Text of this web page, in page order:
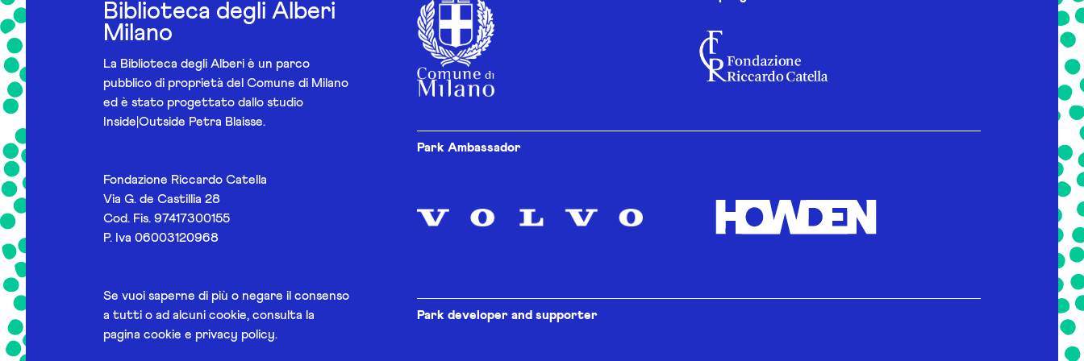
Biblioteca degli Alberi
Milano
La Biblioteca degli Alberi è un parco
pubblico di proprietà del Comune di Milano
ed è stato progettato dallo studio
Inside|Outside Petra Blaisse.
Fondazione Riccardo Catella
Via G. de Castillia 28
Cod. Fis. 97417300155
P. Iva 06003120968
Se vuoi saperne di più o negare il consenso
a tutti o ad alcuni cookie, consulta la
pagina cookie e privacy policy.
Park Ambassador
Park developer and supporter